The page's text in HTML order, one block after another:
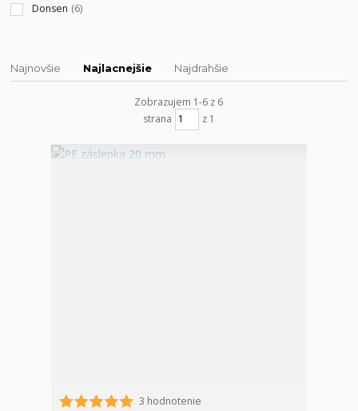
Donsen (6)
Najnovšie Najlacnejšie Najdrahšie
Zobrazujem 1-6 z 6
strana
z 1
3 hodnotenie